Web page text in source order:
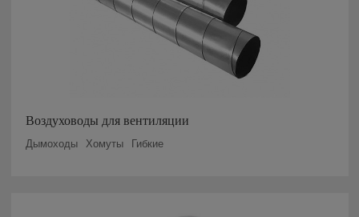
Воздуховоды для вентиляции
Дымоходы Хомуты Гибкие